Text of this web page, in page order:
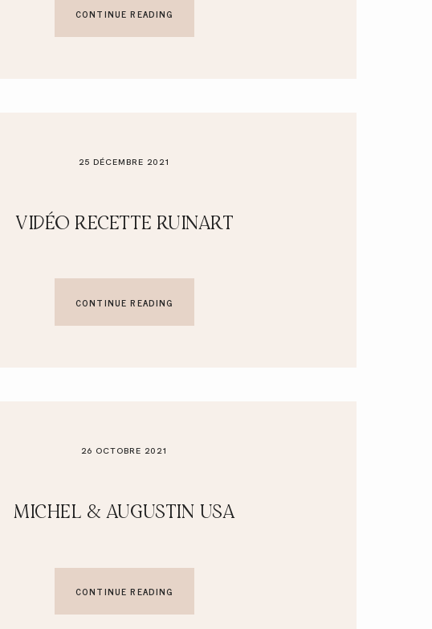
CONTINUE READING
25 DÉCEMBRE 2021
VIDÉO RECETTE RUINART
CONTINUE READING
26 OCTOBRE 2021
MICHEL & AUGUSTIN USA
CONTINUE READING